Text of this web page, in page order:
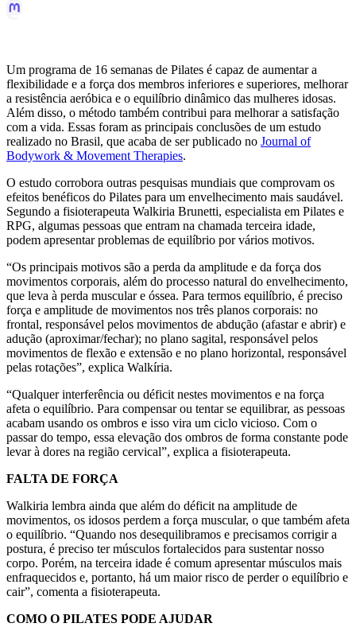
Pilates
melhora
flexibilidade
e
equilíbrio
em
idosos
Um programa de 16 semanas de Pilates é capaz de aumentar a
flexibilidade e a força dos membros inferiores e superiores, melhorar
a resistência aeróbica e o equilíbrio dinâmico das mulheres idosas.
Além disso, o método também contribui para melhorar a satisfação
com a vida. Essas foram as principais conclusões de um estudo
realizado no Brasil, que acaba de ser publicado no Journal of
Bodywork & Movement Therapies.
O estudo corrobora outras pesquisas mundiais que comprovam os
efeitos benéficos do Pilates para um envelhecimento mais saudável.
Segundo a fisioterapeuta Walkiria Brunetti, especialista em Pilates e
RPG, algumas pessoas que entram na chamada terceira idade,
podem apresentar problemas de equilíbrio por vários motivos.
“Os principais motivos são a perda da amplitude e da força dos
movimentos corporais, além do processo natural do envelhecimento,
que leva à perda muscular e óssea. Para termos equilíbrio, é preciso
força e amplitude de movimentos nos três planos corporais: no
frontal, responsável pelos movimentos de abdução (afastar e abrir) e
adução (aproximar/fechar); no plano sagital, responsável pelos
movimentos de flexão e extensão e no plano horizontal, responsável
pelas rotações”, explica Walkíria.
“Qualquer interferência ou déficit nestes movimentos e na força
afeta o equilíbrio. Para compensar ou tentar se equilibrar, as pessoas
acabam usando os ombros e isso vira um ciclo vicioso. Com o
passar do tempo, essa elevação dos ombros de forma constante pode
levar à dores na região cervical”, explica a fisioterapeuta.
FALTA DE FORÇA
Walkiria lembra ainda que além do déficit na amplitude de
movimentos, os idosos perdem a força muscular, o que também afeta
o equilíbrio. “Quando nos desequilibramos e precisamos corrigir a
postura, é preciso ter músculos fortalecidos para sustentar nosso
corpo. Porém, na terceira idade é comum apresentar músculos mais
enfraquecidos e, portanto, há um maior risco de perder o equilíbrio e
cair”, comenta a fisioterapeuta.
COMO O PILATES PODE AJUDAR